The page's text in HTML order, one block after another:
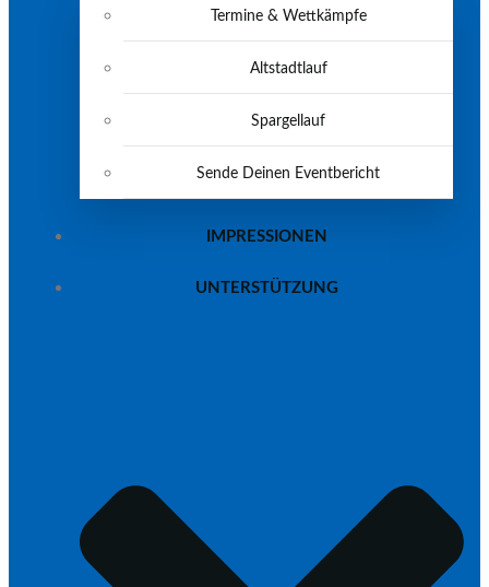
Termine & Wettkämpfe
Altstadtlauf
Spargellauf
Sende Deinen Eventbericht
IMPRESSIONEN
UNTERSTÜTZUNG